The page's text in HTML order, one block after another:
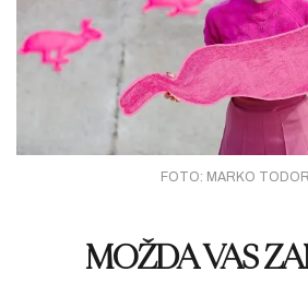
FOTO: MARKO
MOŽDA VAS